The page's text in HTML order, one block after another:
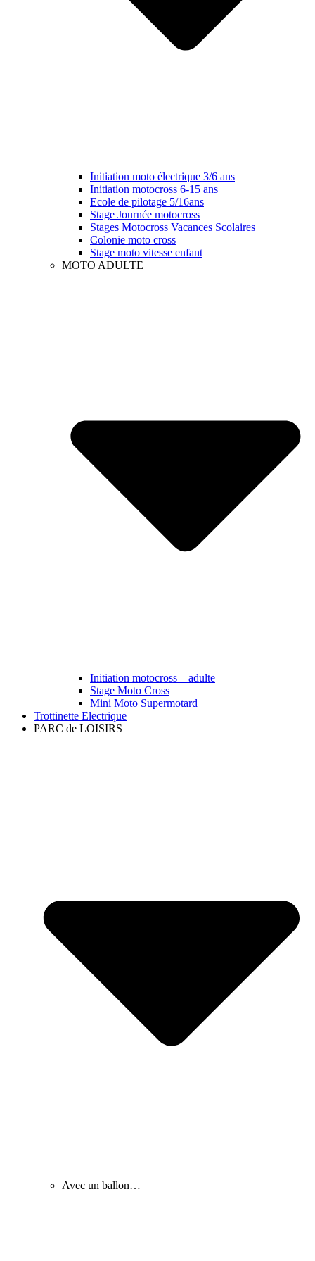
Initiation moto électrique 3/6 ans
Initiation motocross 6-15 ans
Ecole de pilotage 5/16ans
Stage Journée motocross
Stages Motocross Vacances Scolaires
Colonie moto cross
Stage moto vitesse enfant
MOTO ADULTE
Initiation motocross – adulte
Stage Moto Cross
Mini Moto Supermotard
Trottinette Electrique
PARC de LOISIRS
Avec un ballon…